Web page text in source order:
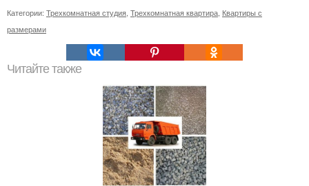
Категории: Трехкомнатная студия Трехкомнатная квартира Квартиры с
размерами
Читайте также